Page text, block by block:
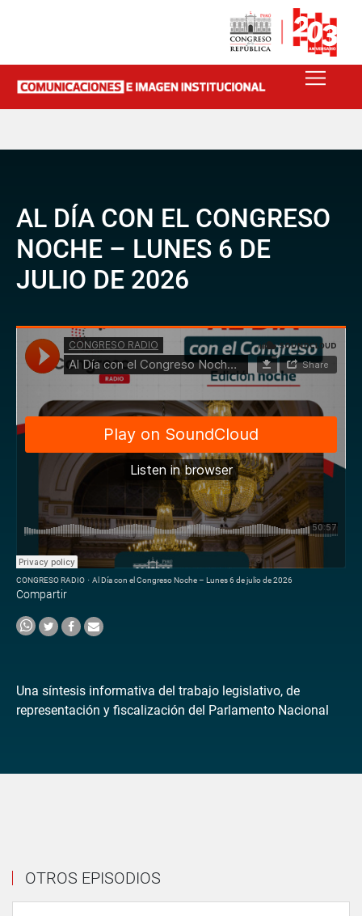
AL DÍA CON EL CONGRESO
NOCHE – LUNES 6 DE
JULIO DE 2026
CONGRESO RADIO · Al Día con el Congreso Noche – Lunes 6 de julio de 2026
Compartir
Una síntesis informativa del trabajo legislativo, de
representación y fiscalización del Parlamento Nacional
OTROS EPISODIOS